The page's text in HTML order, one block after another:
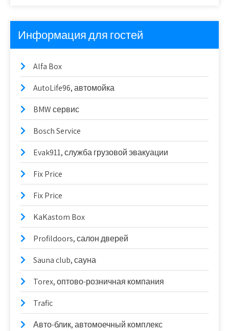
Информация для гостей
Alfa Box
AutoLife96, автомойка
BMW сервис
Bosch Service
Evak911, служба грузовой эвакуации
Fix Price
Fix Price
KaKastom Box
Profildoors, салон дверей
Sauna club, сауна
Torex, оптово-розничная компания
Trafic
Авто-блик, автомоечный комплекс